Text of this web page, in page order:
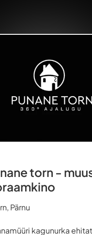
torn -
Pärnu
kagunurka